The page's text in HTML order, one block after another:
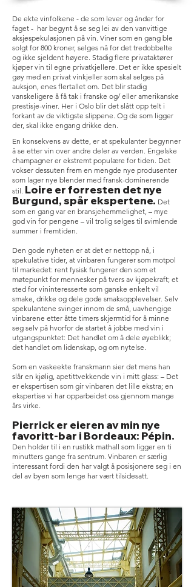
De ekte vinfolkene - de som lever og ånder for
faget - har begynt å se seg lei av den vanvittige
aksjespekulasjonen på vin. Viner som en gang ble
solgt for 800 kroner, selges nå for det tredobbelte
og ikke sjeldent høyere. Stadig flere privataktører
kjøper vin til egne privatkjellere. Det er ikke spesielt
gøy med en privat vinkjeller som skal selges på
auksjon, enes flertallet om. Det blir stadig
vanskeligere å få tak i franske og/ eller amerikanske
prestisje-viner. Her i Oslo blir det slått opp telt i
forkant av de viktigste slippene. Og de som ligger
der, skal ikke engang drikke den.
En konsekvens av dette, er at spekulanter begynner
å se etter vin over andre deler av verden. Engelske
champagner er ekstremt populære for tiden. Det
vokser dessuten frem en mengde nye produsenter
som lager nye blender med fransk-dominerende
stil. Loire er forresten det nye
Burgund, spår ekspertene. Det
som en gang var en bransjehemmelighet, – mye
god vin for pengene – vil trolig selges til svimlende
summer i fremtiden.
Den gode nyheten er at det er nettopp nå, i
spekulative tider, at vinbaren fungerer som motpol
til markedet: rent fysisk fungerer den som et
møtepunkt for mennesker på tvers av kjøpekraft; et
sted for vininteresserte som ganske enkelt vil
smake, drikke og dele gode smaksopplevelser. Selv
spekulantene svinger innom de små, uavhengige
vinbarene etter åtte timers skjermtid for å minne
seg selv på hvorfor de startet å jobbe med vin i
utgangspunktet: Det handlet om å dele øyeblikk;
det handlet om lidenskap, og om nytelse.
Som en vaskeekte franskmann sier det mens han
slår en kjølig, apetittvekkende vin i mitt glass: – Det
er ekspertisen som gir vinbaren det lille ekstra; en
ekspertise vi har opparbeidet oss gjennom mange
års virke.
Pierrick er eieren av min nye
favoritt-bar i Bordeaux: Pépin.
Den holder til i en rustikk mathall som ligger en ti
minutters gange fra sentrum. Vinbaren er særlig
interessant fordi den har valgt å posisjonere seg i en
del av byen som lenge har vært tilsidesatt.